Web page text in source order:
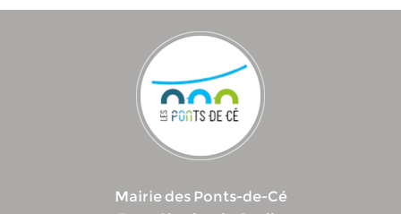
Mairie des Ponts-de-Cé